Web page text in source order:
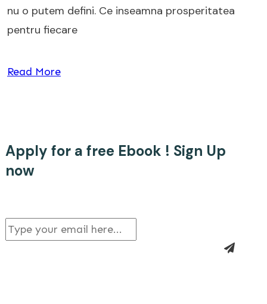
nu o putem defini. Ce inseamna prosperitatea
pentru fiecare
Read More
Apply for a free Ebook ! Sign Up
now